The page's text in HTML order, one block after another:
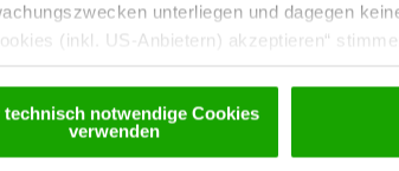
unterliegen und dagegen
(inkl. US-Anbietern) akzeptieren“
technisch notwendige Cookies
verwendenTouren entdecken